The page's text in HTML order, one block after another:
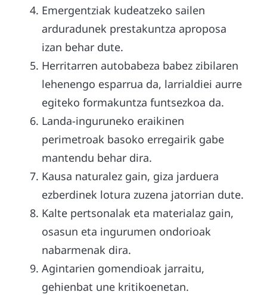
Emergentziak kudeatzeko sailen
arduradunek prestakuntza aproposa
izan behar dute.
Herritarren autobabeza babez zibilaren
lehenengo esparrua da, larrialdiei aurre
egiteko formakuntza funtsezkoa da.
Landa-inguruneko eraikinen
perimetroak basoko erregairik gabe
mantendu behar dira.
Kausa naturalez gain, giza jarduera
ezberdinek lotura zuzena jatorrian dute.
Kalte pertsonalak eta materialaz gain,
osasun eta ingurumen ondorioak
nabarmenak dira.
Agintarien gomendioak jarraitu,
gehienbat une kritikoenetan.